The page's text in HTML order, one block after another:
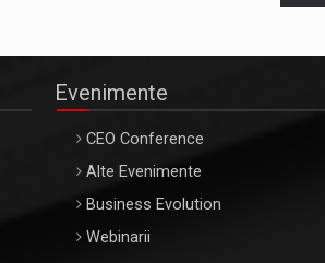
Evenimente
CEO Conference
Alte Evenimente
Business Evolution
Webinarii